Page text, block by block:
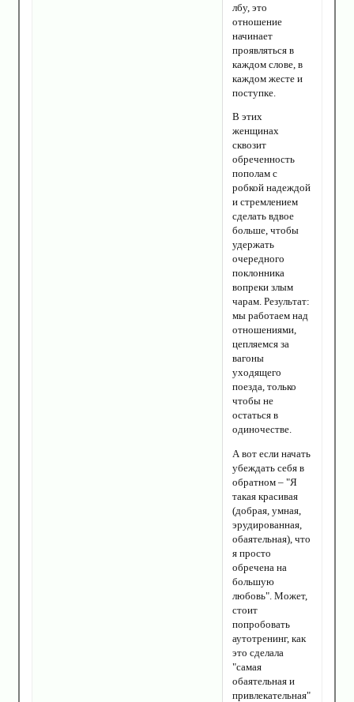
лбу, это
отношение
начинает
проявляться в
каждом слове, в
каждом жесте и
поступке.
В этих
женщинах
сквозит
обреченность
пополам с
робкой надеждой
и стремлением
сделать вдвое
больше, чтобы
удержать
очередного
поклонника
вопреки злым
чарам. Результат:
мы работаем над
отношениями,
цепляемся за
вагоны
уходящего
поезда, только
чтобы не
остаться в
одиночестве.
А вот если начать
убеждать себя в
обратном – "Я
такая красивая
(добрая, умная,
эрудированная,
обаятельная), что
я просто
обречена на
большую
любовь". Может,
стоит
попробовать
аутотренинг, как
это сделала
"самая
обаятельная и
привлекательная"